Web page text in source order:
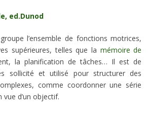
ed.Dunod
l’ensemble de fonctions motrices,
supérieures, telles que la mémoire de
la planification de tâches… Il est de
sollicité et utilisé pour structurer des
comme coordonner une série
vue d’un objectif.